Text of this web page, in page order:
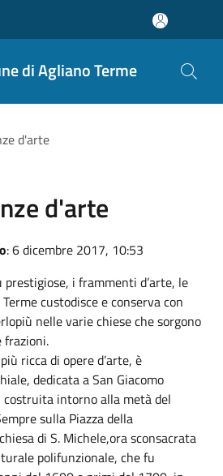
di Agliano Terme
d'arte
d'arte
: 6 dicembre 2017, 10:53
i frammenti d’arte, le
custodisce e conserva con
nelle varie chiese che sorgono
frazioni.
ricca di opere d’arte, è
dedicata a San Giacomo
costruita intorno alla metà del
sulla Piazza della
di S. Michele,ora sconsacrata
polifunzionale, che fu